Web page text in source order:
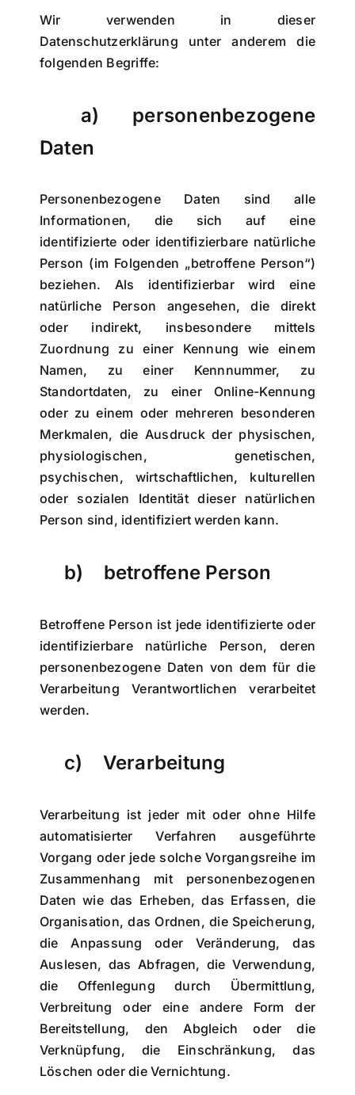
Wir verwenden in dieser
Datenschutzerklärung unter anderem die
folgenden Begriffe:
a) personenbezogene
Daten
Personenbezogene Daten sind alle
Informationen, die sich auf eine
identifizierte oder identifizierbare natürliche
Person (im Folgenden „betroffene Person“)
beziehen. Als identifizierbar wird eine
natürliche Person angesehen, die direkt
oder indirekt, insbesondere mittels
Zuordnung zu einer Kennung wie einem
Namen, zu einer Kennnummer, zu
Standortdaten, zu einer Online-Kennung
oder zu einem oder mehreren besonderen
Merkmalen, die Ausdruck der physischen,
physiologischen, genetischen,
psychischen, wirtschaftlichen, kulturellen
oder sozialen Identität dieser natürlichen
Person sind, identifiziert werden kann.
b) betroffene Person
Betroffene Person ist jede identifizierte oder
identifizierbare natürliche Person, deren
personenbezogene Daten von dem für die
Verarbeitung Verantwortlichen verarbeitet
werden.
c) Verarbeitung
Verarbeitung ist jeder mit oder ohne Hilfe
automatisierter Verfahren ausgeführte
Vorgang oder jede solche Vorgangsreihe im
Zusammenhang mit personenbezogenen
Daten wie das Erheben, das Erfassen, die
Organisation, das Ordnen, die Speicherung,
die Anpassung oder Veränderung, das
Auslesen, das Abfragen, die Verwendung,
die Offenlegung durch Übermittlung,
Verbreitung oder eine andere Form der
Bereitstellung, den Abgleich oder die
Verknüpfung, die Einschränkung, das
Löschen oder die Vernichtung.